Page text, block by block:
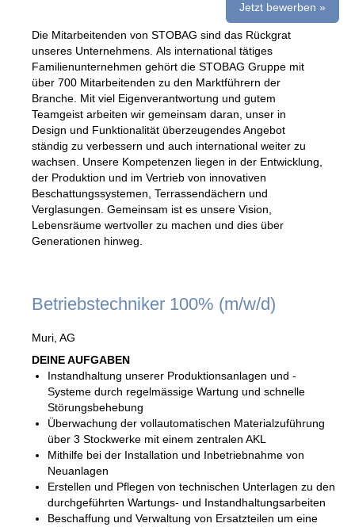
Jetzt bewerben »
Die Mitarbeitenden von STOBAG sind das Rückgrat
unseres Unternehmens. Als international tätiges
Familienunternehmen gehört die STOBAG Gruppe mit
über 700 Mitarbeitenden zu den Marktführern der
Branche. Mit viel Eigenverantwortung und gutem
Teamgeist arbeiten wir gemeinsam daran, unser in
Design und Funktionalität überzeugendes Angebot
ständig zu verbessern und auch international weiter zu
wachsen. Unsere Kompetenzen liegen in der Entwicklung,
der Produktion und im Vertrieb von innovativen
Beschattungssystemen, Terrassendächern und
Verglasungen. Gemeinsam ist es unsere Vision,
Lebensräume wertvoller zu machen und dies über
Generationen hinweg.
Betriebstechniker 100% (m/w/d)
Muri, AG
DEINE AUFGABEN
Instandhaltung unserer Produktionsanlagen und -
Systeme durch regelmässige Wartung und schnelle
Störungsbehebung
Überwachung der vollautomatischen Materialzuführung
über 3 Stockwerke mit einem zentralen AKL
Mithilfe bei der Installation und Inbetriebnahme von
Neuanlagen
Erstellen und Pflegen von technischen Unterlagen zu den
durchgeführten Wartungs- und Instandhaltungsarbeiten
Beschaffung und Verwaltung von Ersatzteilen um eine